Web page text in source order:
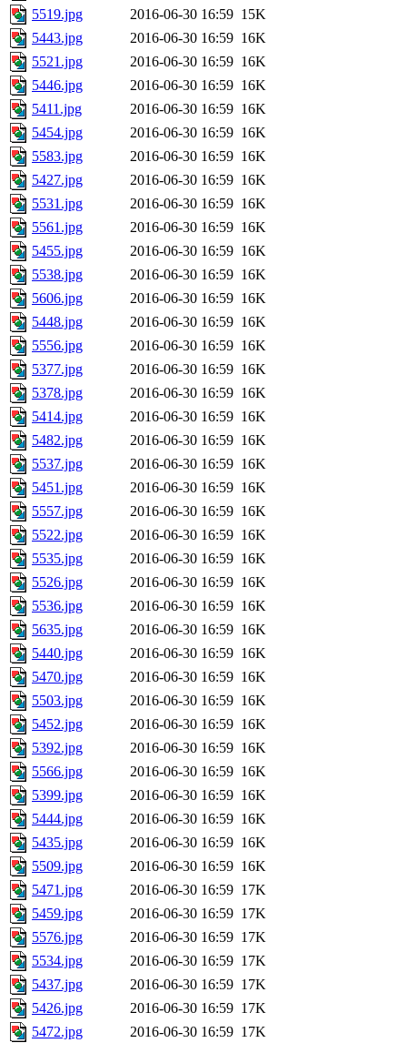
5519.jpg
2016-06-30 16:59 15K
5443.jpg
2016-06-30 16:59 16K
5521.jpg
2016-06-30 16:59 16K
5446.jpg
2016-06-30 16:59 16K
5411.jpg
2016-06-30 16:59 16K
5454.jpg
2016-06-30 16:59 16K
5583.jpg
2016-06-30 16:59 16K
5427.jpg
2016-06-30 16:59 16K
5531.jpg
2016-06-30 16:59 16K
5561.jpg
2016-06-30 16:59 16K
5455.jpg
2016-06-30 16:59 16K
5538.jpg
2016-06-30 16:59 16K
5606.jpg
2016-06-30 16:59 16K
5448.jpg
2016-06-30 16:59 16K
5556.jpg
2016-06-30 16:59 16K
5377.jpg
2016-06-30 16:59 16K
5378.jpg
2016-06-30 16:59 16K
5414.jpg
2016-06-30 16:59 16K
5482.jpg
2016-06-30 16:59 16K
5537.jpg
2016-06-30 16:59 16K
5451.jpg
2016-06-30 16:59 16K
5557.jpg
2016-06-30 16:59 16K
5522.jpg
2016-06-30 16:59 16K
5535.jpg
2016-06-30 16:59 16K
5526.jpg
2016-06-30 16:59 16K
5536.jpg
2016-06-30 16:59 16K
5635.jpg
2016-06-30 16:59 16K
5440.jpg
2016-06-30 16:59 16K
5470.jpg
2016-06-30 16:59 16K
5503.jpg
2016-06-30 16:59 16K
5452.jpg
2016-06-30 16:59 16K
5392.jpg
2016-06-30 16:59 16K
5566.jpg
2016-06-30 16:59 16K
5399.jpg
2016-06-30 16:59 16K
5444.jpg
2016-06-30 16:59 16K
5435.jpg
2016-06-30 16:59 16K
5509.jpg
2016-06-30 16:59 16K
5471.jpg
2016-06-30 16:59 17K
5459.jpg
2016-06-30 16:59 17K
5576.jpg
2016-06-30 16:59 17K
5534.jpg
2016-06-30 16:59 17K
5437.jpg
2016-06-30 16:59 17K
5426.jpg
2016-06-30 16:59 17K
5472.jpg
2016-06-30 16:59 17K